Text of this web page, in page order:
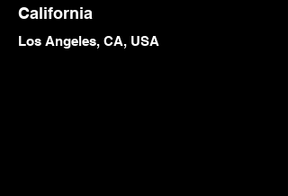
California
Los Angeles, CA, USA